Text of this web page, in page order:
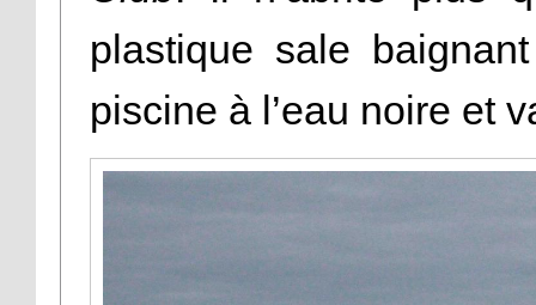
plastique sale
piscine à l’eau noire et